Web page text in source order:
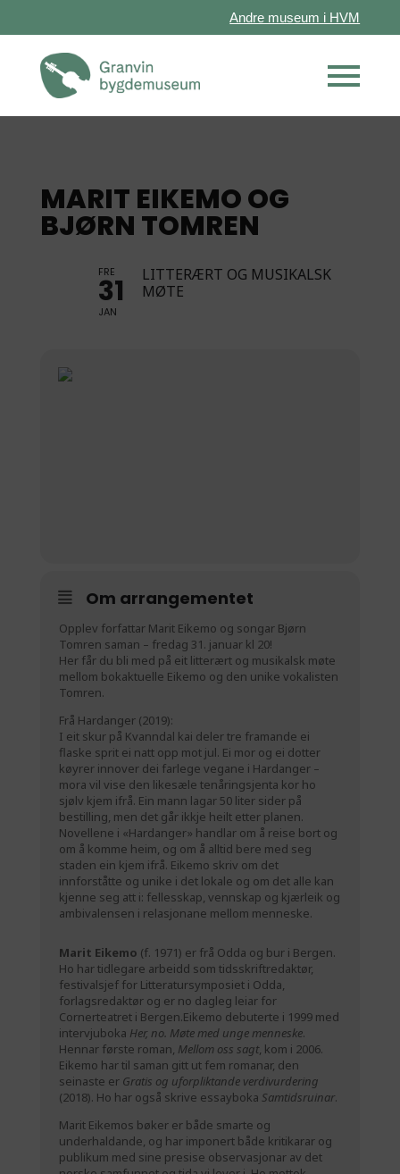
Andre museum i HVM
MARIT EIKEMO OG
BJØRN TOMREN
FRE
31
JAN
LITTERÆRT OG MUSIKALSK
MØTE
Om arrangementet
Opplev forfattar Marit Eikemo og songar Bjørn
Tomren saman – fredag 31. januar kl 20!
Her får du bli med på eit litterært og musikalsk møte
mellom bokaktuelle Eikemo og den unike vokalisten
Tomren.
Frå Hardanger (2019):
I eit skur på Kvanndal kai deler tre framande ei
flaske sprit ei natt opp mot jul. Ei mor og ei dotter
køyrer innover dei farlege vegane i Hardanger –
mora vil vise den likesæle tenåringsjenta kor ho
sjølv kjem ifrå. Ein mann lagar 50 liter sider på
bestilling, men det går ikkje heilt etter planen.
Novellene i «Hardanger» handlar om å reise bort og
om å komme heim, og om å alltid bere med seg
staden ein kjem ifrå. Eikemo skriv om det
innforståtte og unike i det lokale og om det alle kan
kjenne seg att i: fellesskap, vennskap og kjærleik og
ambivalensen i relasjonane mellom menneske.
Marit Eikemo (f. 1971) er frå Odda og bur i Bergen.
Ho har tidlegare arbeidd som tidsskriftredaktør,
festivalsjef for Litteratursymposiet i Odda,
forlagsredaktør og er no dagleg leiar for
Cornerteatret i Bergen.Eikemo debuterte i 1999 med
intervjuboka Her, no. Møte med unge menneske.
Hennar første roman, Mellom oss sagt, kom i 2006.
Eikemo har til saman gitt ut fem romanar, den
seinaste er Gratis og uforpliktande verdivurdering
(2018). Ho har også skrive essayboka Samtidsruinar.
Marit Eikemos bøker er både smarte og
underhaldande, og har imponert både kritikarar og
publikum med sine presise observasjonar av det